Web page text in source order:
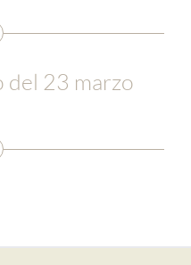
del 23 marzo